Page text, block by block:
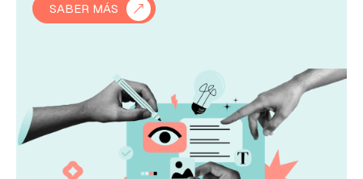
SABER MÁS